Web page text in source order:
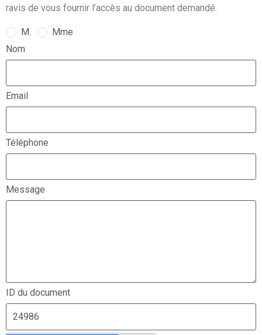
ravis de vous fournir l’accès au document demandé.
M.
Mme
Nom
Email
Téléphone
Message
ID du document